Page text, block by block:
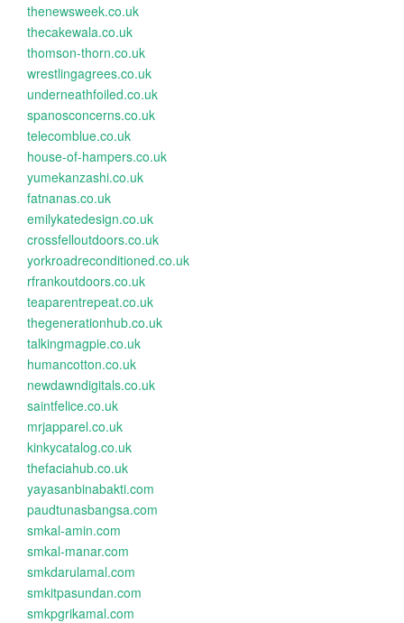
thenewsweek.co.uk
thecakewala.co.uk
thomson-thorn.co.uk
wrestlingagrees.co.uk
underneathfoiled.co.uk
spanosconcerns.co.uk
telecomblue.co.uk
house-of-hampers.co.uk
yumekanzashi.co.uk
fatnanas.co.uk
emilykatedesign.co.uk
crossfelloutdoors.co.uk
yorkroadreconditioned.co.uk
rfrankoutdoors.co.uk
teaparentrepeat.co.uk
thegenerationhub.co.uk
talkingmagpie.co.uk
humancotton.co.uk
newdawndigitals.co.uk
saintfelice.co.uk
mrjapparel.co.uk
kinkycatalog.co.uk
thefaciahub.co.uk
yayasanbinabakti.com
paudtunasbangsa.com
smkal-amin.com
smkal-manar.com
smkdarulamal.com
smkitpasundan.com
smkpgrikamal.com